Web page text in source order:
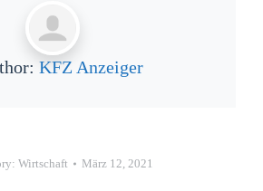
KFZ Anzeiger
Wirtschaft März 12, 2021